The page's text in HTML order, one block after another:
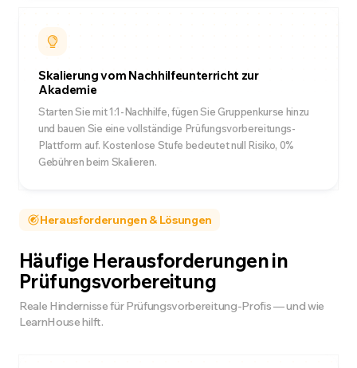
Skalierung vom Nachhilfeunterricht zur
Akademie
Starten Sie mit 1:1-Nachhilfe, fügen Sie Gruppenkurse hinzu
und bauen Sie eine vollständige Prüfungsvorbereitungs-
Plattform auf. Kostenlose Stufe bedeutet null Risiko, 0%
Gebühren beim Skalieren.
Herausforderungen & Lösungen
Häufige Herausforderungen in
Prüfungsvorbereitung
Reale Hindernisse für Prüfungsvorbereitung-Profis — und wie
LearnHouse hilft.